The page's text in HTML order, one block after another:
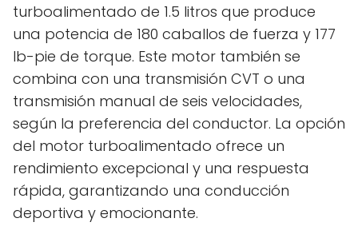
turboalimentado de 1.5 litros que produce
una potencia de 180 caballos de fuerza y 177
lb-pie de torque. Este motor también se
combina con una transmisión CVT o una
transmisión manual de seis velocidades,
según la preferencia del conductor. La opción
del motor turboalimentado ofrece un
rendimiento excepcional y una respuesta
rápida, garantizando una conducción
deportiva y emocionante.